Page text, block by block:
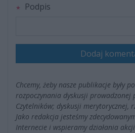
Podpis
Dodaj
Chcemy, żeby nasze publikacje były
rozpoczynania dyskusji prowadzonej
Czytelników; dyskusji merytorycznej,
Jako redakcja jesteśmy
Internecie i wspieramy działania akcji